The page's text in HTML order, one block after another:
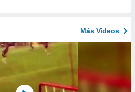
Más Vídeos